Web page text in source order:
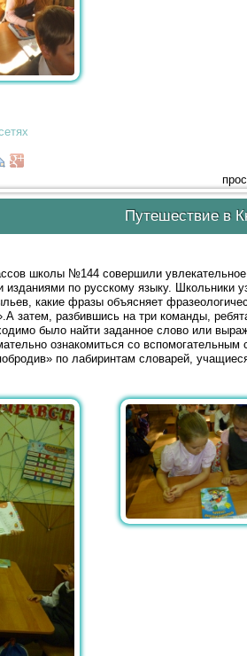
Путешествие в
школы №144 совершили увлекательное
изданиями по русскому языку. Школьники
какие фразы объясняет
затем, разбившись на три команды,
было найти заданное слово или
ознакомиться со
по лабиринтам словарей,